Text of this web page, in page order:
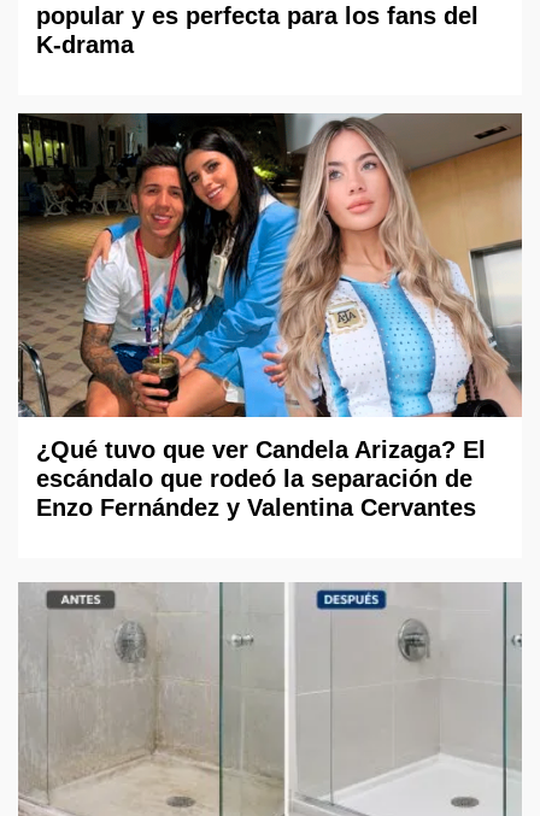
popular y es perfecta para los fans del
K-drama
¿Qué tuvo que ver Candela Arizaga? El
escándalo que rodeó la separación de
Enzo Fernández y Valentina Cervantes